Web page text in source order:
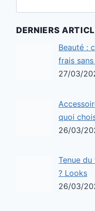
DERNIERS
Beauté :
frais
27/03/
quoi
26/03/
Tenue
? Looks
26/03/